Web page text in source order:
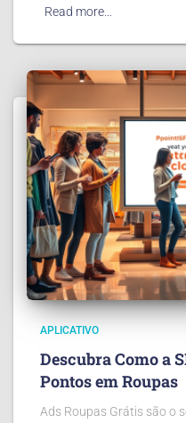
Read more…
APLICATIVO
Descubra Como a
Pontos em Roupas
Ads Roupas Grátis são o